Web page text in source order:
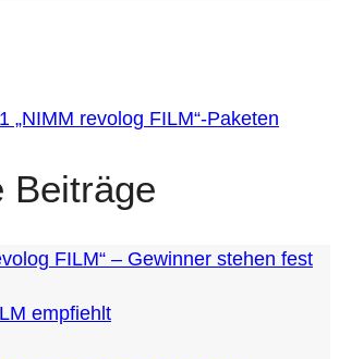
„NIMM revolog FILM“-Paketen
Beiträge
empfiehlt